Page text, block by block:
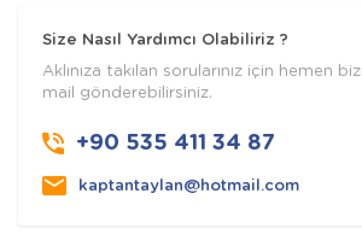
Size Nasıl Yardımcı Olabiliriz ?
Aklınıza takılan sorularınız için hemen
mail gönderebilirsiniz.
+90 535 411 34 87
kaptantaylan@hotmail.com